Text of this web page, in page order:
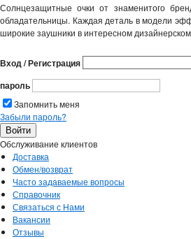
Солнцезащитные очки от знаменитого
обладательницы. Каждая деталь в модели
широкие заушники в интересном
Вход / Регистрация
пароль
Запомнить меня
Забыли пароль?
Обслуживание клиентов
Доставка
Обмен/возврат
Часто задаваемые вопросы
Справочник
Связаться с Нами
Вакансии
Отзывы